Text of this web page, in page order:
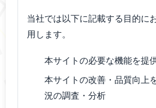
当社では以下に記載する目的に
用します。
本サイトの必要な機能を提
本サイトの改善・品質向上
況の調査・分析